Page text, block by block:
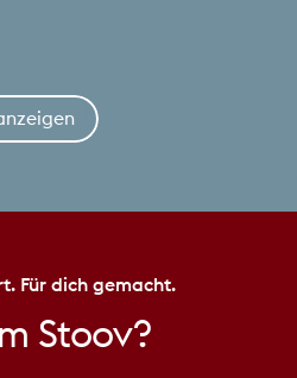
Für dich gemacht.
Stoov?